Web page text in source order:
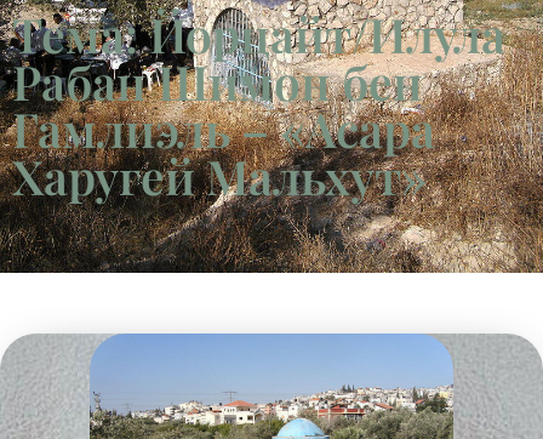
Тема: Йорцайт/Илула
Рабан Шимон бен
Гамлиэль – «Асара
Харугей Мальхут»